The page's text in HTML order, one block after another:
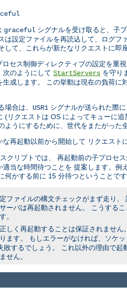
graceful シグナルを受け取ると、子
は設定ファイルを再読込して、ログ
して、これらが新たなリクエストに即
セス制御ディレクティブの設定を重
次のようにして StartServers を守り
成します。 この挙動は現在の負荷に
場合は、 USR1 シグナルが送られた際
(リクエストは OS によってキューに
ようにするために、世代をまたがった
再起動以前から開始して リクエスト
クリプトでは、 再起動前の子プロセ
適当な時間待つことを 提案します。
何かする前に 15 分待つということです
ファイルの構文チェックがまず走り
ーバは再起動されません。 こうする
。
しく再起動することは保証されませ
ます。 もしエラーがなければ、ソケ
敗するでしょう。 これ以外の理由で
せん。